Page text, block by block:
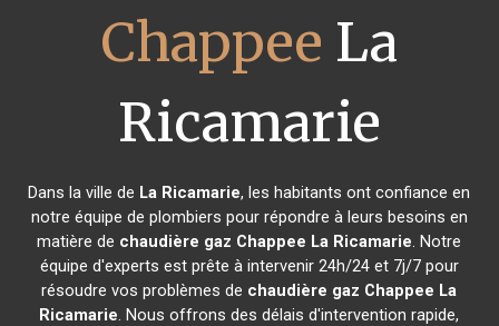
Chappee La
Ricamarie
Dans la ville de La Ricamarie, les habitants ont confiance en
notre équipe de plombiers pour répondre à leurs besoins en
matière de chaudière gaz Chappee La Ricamarie. Notre
équipe d'experts est prête à intervenir 24h/24 et 7j/7 pour
résoudre vos problèmes de chaudière gaz Chappee La
Ricamarie. Nous offrons des délais d'intervention rapide,